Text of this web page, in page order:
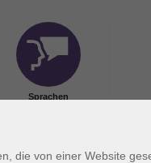
Sprachen
die von einer Website